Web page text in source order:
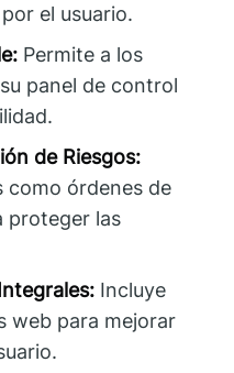
el usuario.
Permite a los
panel de control
de Riesgos:
como órdenes de
proteger las
Incluye
web para mejorar